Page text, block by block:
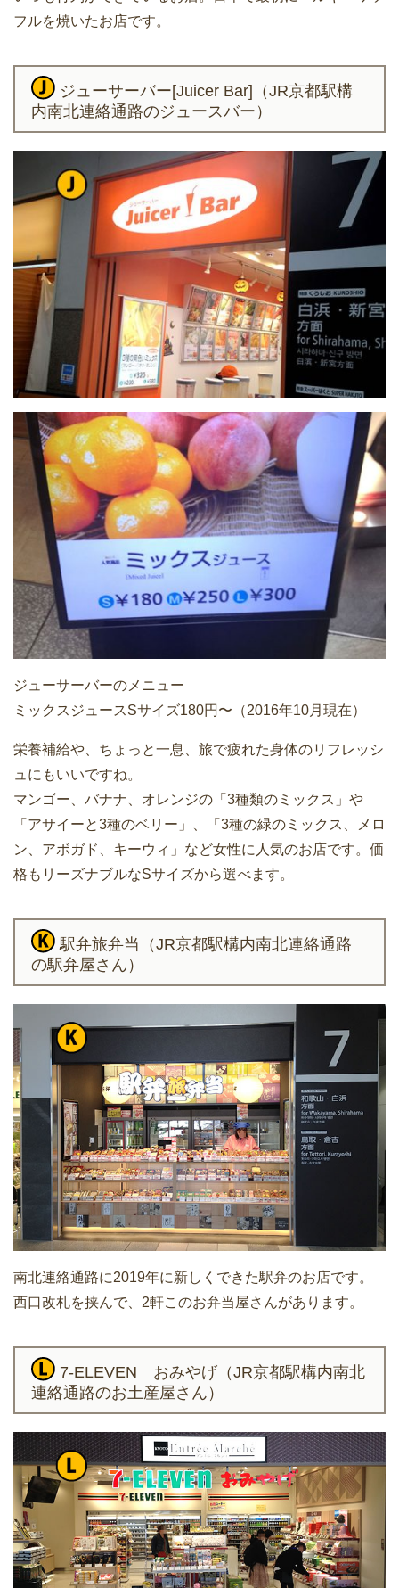
フルを焼いたお店です。
ジューサーバー[Juicer Bar]（JR京都駅構
内南北連絡通路のジュースバー）
ジューサーバーのメニュー
ミックスジュースSサイズ180円〜（2016年10月現在）
栄養補給や、ちょっと一息、旅で疲れた身体のリフレッシ
ュにもいいですね。
マンゴー、バナナ、オレンジの「3種類のミックス」や
「アサイーと3種のベリー」、「3種の緑のミックス、メロ
ン、アボガド、キーウィ」など女性に人気のお店です。価
格もリーズナブルなSサイズから選べます。
駅弁旅弁当（JR京都駅構内南北連絡通路
の駅弁屋さん）
南北連絡通路に2019年に新しくできた駅弁のお店です。
西口改札を挟んで、2軒このお弁当屋さんがあります。
7-ELEVEN おみやげ（JR京都駅構内南北
連絡通路のお土産屋さん）